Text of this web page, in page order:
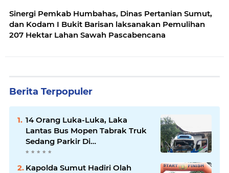
Sinergi Pemkab Humbahas, Dinas Pertanian Sumut,
dan Kodam I Bukit Barisan laksanakan Pemulihan
207 Hektar Lahan Sawah Pascabencana
Berita Terpopuler
14 Orang Luka-Luka, Laka
Lantas Bus Mopen Tabrak Truk
Sedang Parkir Di
Siborongborong
Kapolda Sumut Hadiri Olah